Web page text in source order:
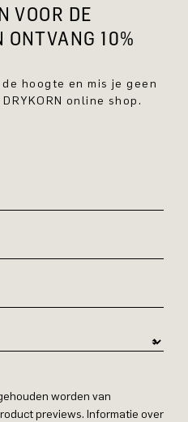
VOOR DE
10%
hoogte en mis je geen
online shop.
worden van
previews. Informatie over